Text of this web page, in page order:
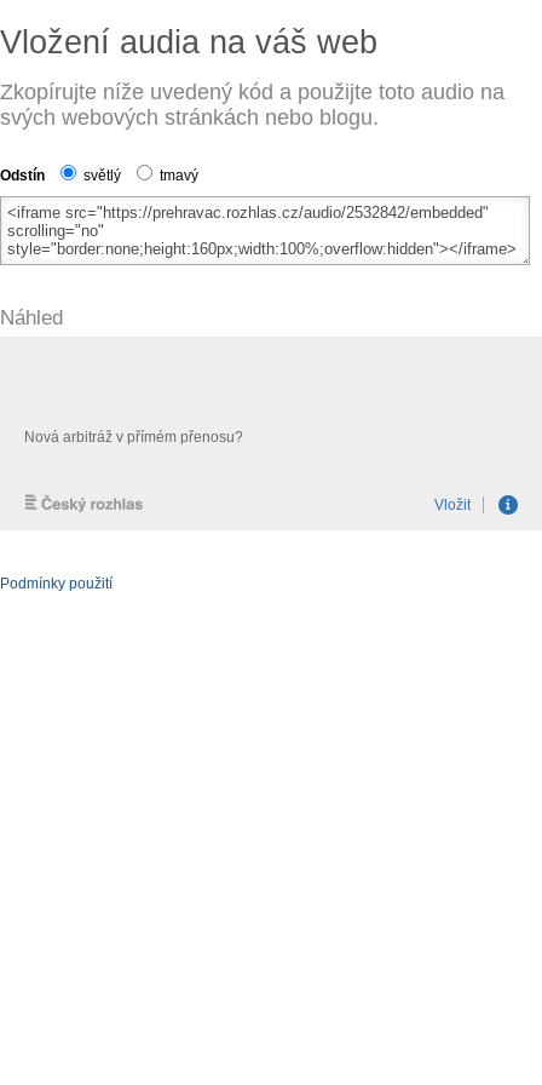
Vložení audia na váš web
Zkopírujte níže uvedený kód a použijte toto audio na
svých webových stránkách nebo blogu.
Odstín světlý tmavý
Náhled
Podmínky použití